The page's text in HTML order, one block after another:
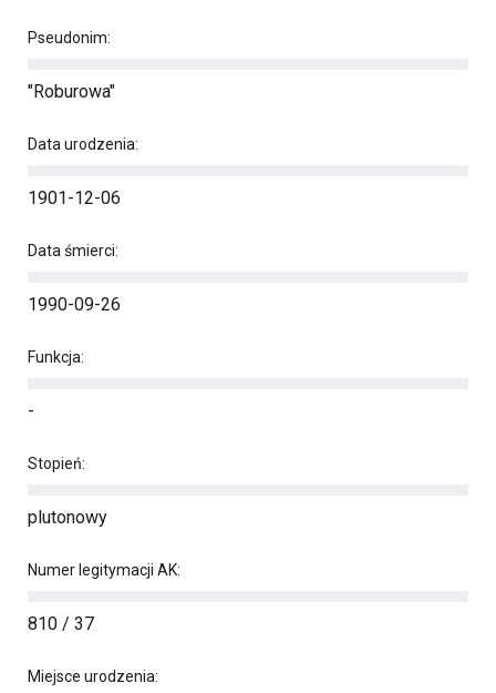
Pseudonim:
"Roburowa"
Data urodzenia:
1901-12-06
Data śmierci:
1990-09-26
Funkcja:
-
Stopień:
plutonowy
Numer legitymacji AK:
810 / 37
Miejsce urodzenia: